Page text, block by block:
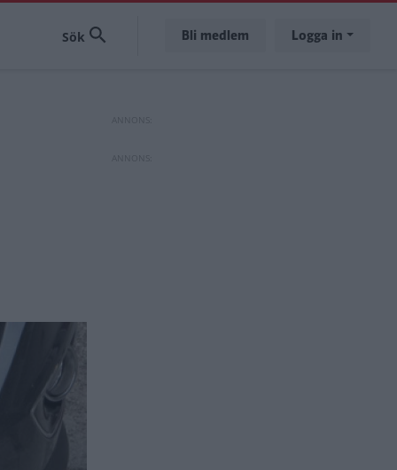
Bli medlem Logga in